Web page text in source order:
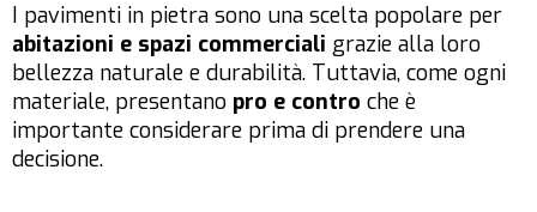
I pavimenti in pietra sono una scelta popolare per
abitazioni e spazi commerciali grazie alla loro
bellezza naturale e durabilità. Tuttavia, come ogni
materiale, presentano pro e contro che è
importante considerare prima di prendere una
decisione.